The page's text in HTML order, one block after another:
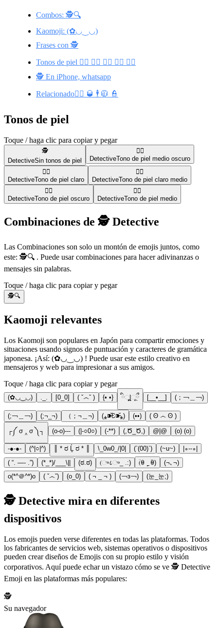
Combos: 🕵️🔍
Kaomoji: (✿◡‿◡)
Frases con 🕵️
Tonos de piel 🕵🏾 🕵🏻 🕵🏼 🕵🏿 🕵🏽
🕵️ En iPhone, whatsapp
Relacionado🕵️‍♂️ 🥃 🕴️ 🧥 👮
Tonos de piel
Toque / haga clic para copiar y pegar
🕵️
DetectiveSin tonos de piel
🕵🏾
DetectiveTono de piel medio oscuro
🕵🏻
DetectiveTono de piel claro
🕵🏼
DetectiveTono de piel claro medio
🕵🏿
DetectiveTono de piel oscuro
🕵🏽
DetectiveTono de piel medio
Combinaciones de 🕵️ Detective
Las Combinaciones son solo un montón de emojis juntos, como
este: 🕵️🔍 . Puede usar combinaciones para hacer adivinanzas o
mensajes sin palabras.
Toque / haga clic para copiar y pegar
🕵️🔍
Kaomoji relevantes
Los Kaomoji son populares en Japón para compartir emociones y
situaciones usando signos de puntuación y caracteres de gramática
japonesa. ¡Así: (✿◡‿◡) ! Puede usar este estilo creativo en
mensajeros y web para impresionar a sus amigos.
Toque / haga clic para copiar y pegar
(✿◡‿◡) ._. [0_0] ( ˇ෴ˇ ) {• •} ིૂૂ|◌ૂྀ [__•__] (；￢＿￢)
(;￢＿￢) (;¬_¬) （；¬＿¬) (⁎⁍̴̆Ɛ⁍̴̆⁎) (••) ( ʘ ෴ ʘ )
┌༼ σ ‸ σ ༽┐ (o-o)--- (|-○0○) (-**) (,Ծ_Ծ,) @|@ (o) (o)
-●-●- (^|○|^) ║ * ರ Ĺ̯ ರ * ║ \_0w0_/|0| (`(00)`) (~u~)
|∘--∘|
( “. —- .”)
(*_*)/___\|| (ಠ.ಠ) (ு८ு_ .:) (ؔꇵ ˻̠ ؔꇵ)
(¬､¬)
o(*^＠^*)o
( ˇ෴ˇ) (o_0) ( ¬ _ ¬ ) (￢з￢) (눈_눈;)
🕵️ Detective mira en diferentes
dispositivos
Los emojis pueden verse diferentes en todas las plataformas. Todos
los fabricantes de servicios web, sistemas operativos o dispositivos
pueden crear diseños de Emojis con su propio estilo y visión
corporativos. Aquí puede echar un vistazo cómo se ve 🕵️ Detective
Emoji en las plataformas más populares:
🕵️
Su navegador